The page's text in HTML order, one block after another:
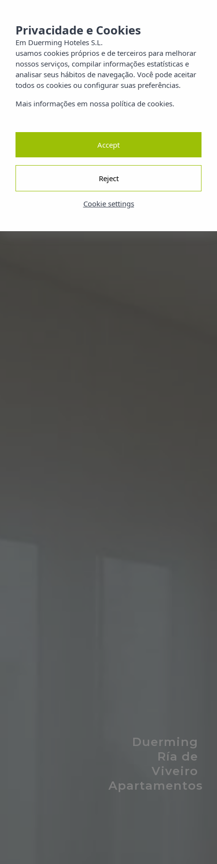
Duerming
Ría de
Viveiro
Apartamentos
Duerming
Ría de
Viveiro
Apartamentos
Privacidade e Cookies
Em Duerming Hoteles S.L.
usamos cookies próprios e de terceiros para melhorar
nossos serviços, compilar informações estatísticas e
analisar seus hábitos de navegação. Você pode aceitar
todos os cookies ou configurar suas preferências.
Mais informações em nossa política de cookies.
Cookie settings
Reject
Accept